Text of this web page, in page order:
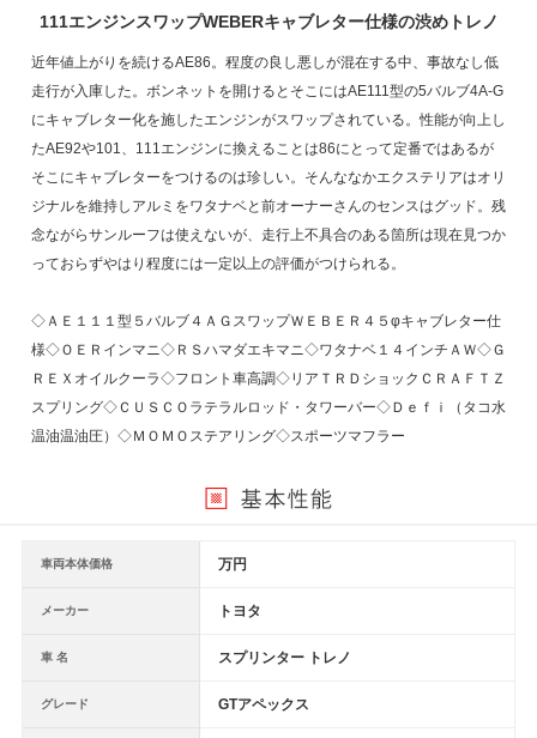
111エンジンスワップWEBERキャブレター仕様の渋めトレノ
近年値上がりを続けるAE86。程度の良し悪しが混在する中、事故なし低
走行が入庫した。ボンネットを開けるとそこにはAE111型の5バルブ4A-G
にキャブレター化を施したエンジンがスワップされている。性能が向上し
たAE92や101、111エンジンに換えることは86にとって定番ではあるが
そこにキャブレターをつけるのは珍しい。そんななかエクステリアはオリ
ジナルを維持しアルミをワタナベと前オーナーさんのセンスはグッド。残
念ながらサンルーフは使えないが、走行上不具合のある箇所は現在見つか
っておらずやはり程度には一定以上の評価がつけられる。
◇ＡＥ１１１型５バルブ４ＡＧスワップＷＥＢＥＲ４５φキャブレター仕
様◇ＯＥＲインマニ◇ＲＳハマダエキマニ◇ワタナベ１４インチＡＷ◇Ｇ
ＲＥＸオイルクーラ◇フロント車高調◇リアＴＲＤショックＣＲＡＦＴＺ
スプリング◇ＣＵＳＣＯラテラルロッド・タワーバー◇Ｄｅｆｉ（タコ水
温油温油圧）◇ＭＯＭＯステアリング◇スポーツマフラー
車両本体価格 万円
メーカー トヨタ
車 名 スプリンター トレノ
グレード GTアペックス